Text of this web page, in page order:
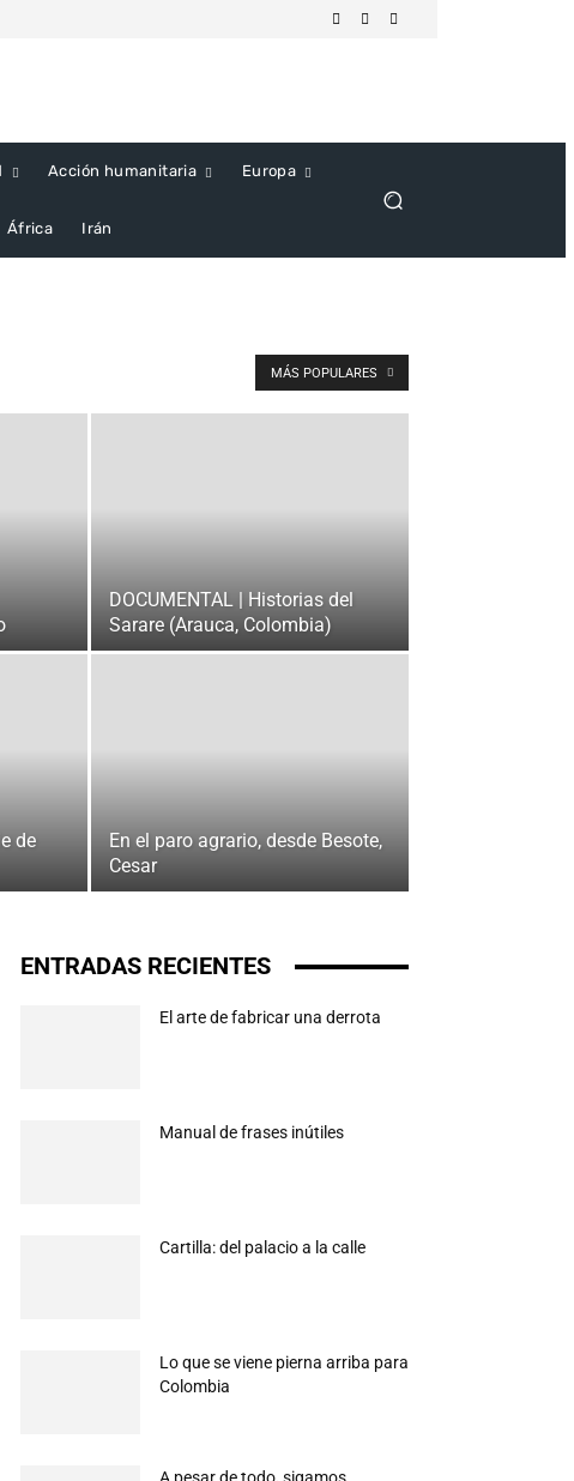
Acción humanitaria Europa
África Irán
MÁS POPULARES
DOCUMENTAL | Historias del
Sarare (Arauca, Colombia)
de
En el paro agrario, desde Besote,
Cesar
ENTRADAS RECIENTES
El arte de fabricar una derrota
Manual de frases inútiles
Cartilla: del palacio a la calle
Lo que se viene pierna arriba para
Colombia